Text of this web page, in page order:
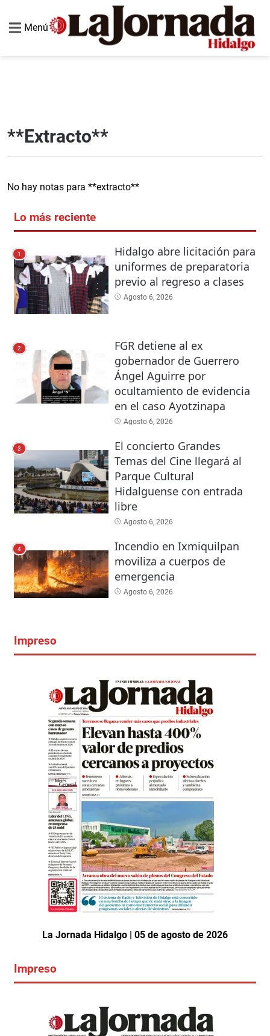
Menú
**extracto**
No hay notas para **extracto**
Lo más reciente
1
Hidalgo abre licitación para
uniformes de preparatoria
previo al regreso a clases
Agosto 6, 2026
2
FGR detiene al ex
gobernador de Guerrero
Ángel Aguirre por
ocultamiento de evidencia
en el caso Ayotzinapa
Agosto 6, 2026
3
El concierto Grandes
Temas del Cine llegará al
Parque Cultural
Hidalguense con entrada
libre
Agosto 6, 2026
4
Incendio en Ixmiquilpan
moviliza a cuerpos de
emergencia
Agosto 6, 2026
Impreso
La Jornada Hidalgo | 05 de agosto de 2026
Impreso